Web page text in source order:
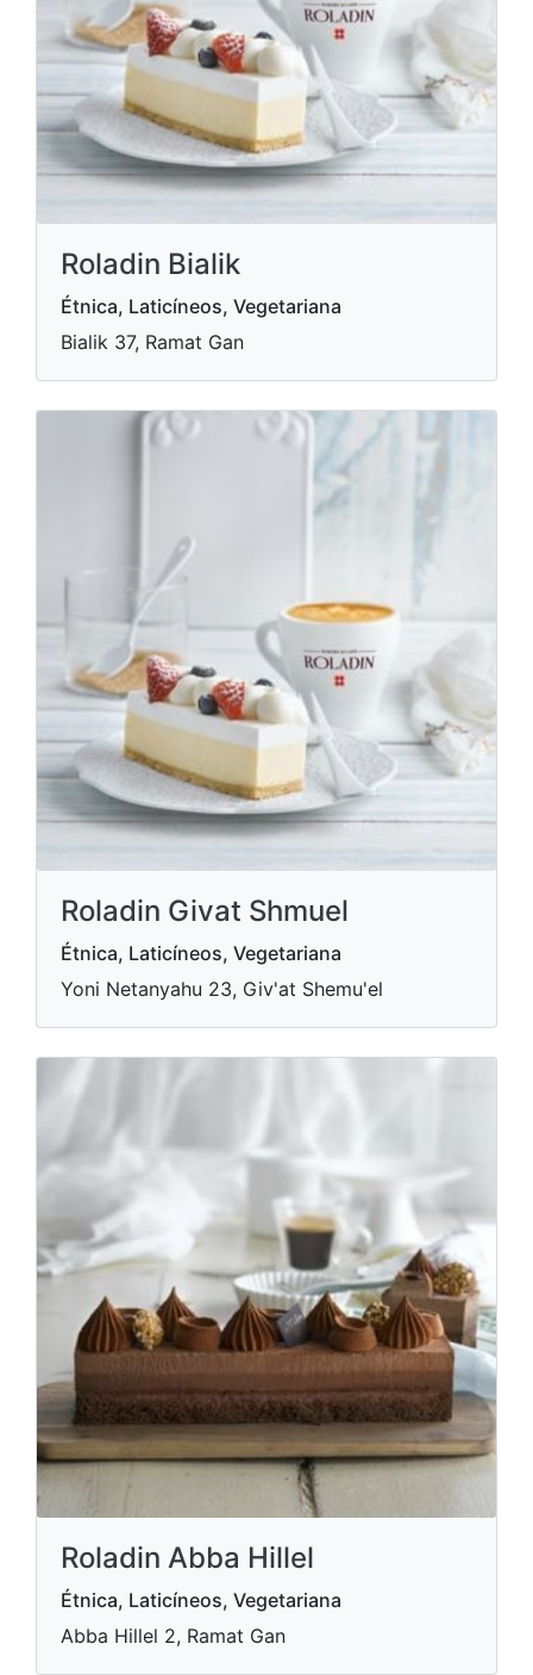
Roladin Bialik
Étnica, Laticíneos, Vegetariana
Bialik 37, Ramat Gan
Roladin Givat Shmuel
Étnica, Laticíneos, Vegetariana
Yoni Netanyahu 23, Giv'at Shemu'el
Roladin Abba Hillel
Étnica, Laticíneos, Vegetariana
Abba Hillel 2, Ramat Gan